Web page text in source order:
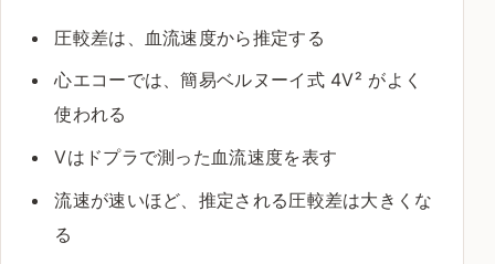
圧較差は、血流速度から推定する
心エコーでは、簡易ベルヌーイ式 4V² がよく
使われる
Vはドプラで測った血流速度を表す
流速が速いほど、推定される圧較差は大きくな
る